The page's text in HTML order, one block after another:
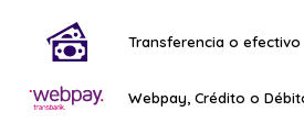
Transferencia o efectivo
Webpay, Crédito o